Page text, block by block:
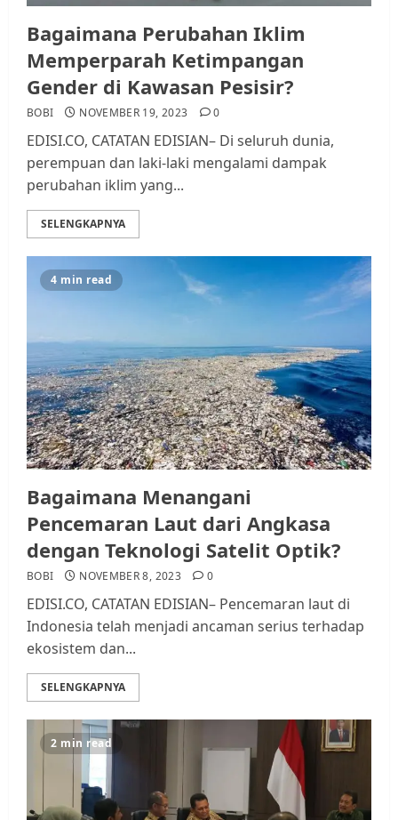
Bagaimana Perubahan Iklim
Memperparah Ketimpangan
Gender di Kawasan Pesisir?
BOBI NOVEMBER 19, 2023 0
EDISI.CO, CATATAN EDISIAN– Di seluruh dunia,
perempuan dan laki-laki mengalami dampak
perubahan iklim yang...
SELENGKAPNYA
4 min read
Bagaimana Menangani
Pencemaran Laut dari Angkasa
dengan Teknologi Satelit Optik?
BOBI NOVEMBER 8, 2023 0
EDISI.CO, CATATAN EDISIAN– Pencemaran laut di
Indonesia telah menjadi ancaman serius terhadap
ekosistem dan...
SELENGKAPNYA
2 min read